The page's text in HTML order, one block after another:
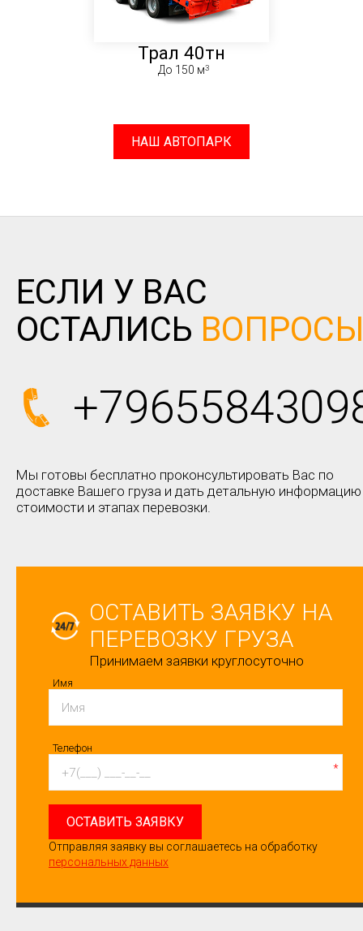
Трал 40тн
До 150 м
НАШ АВТОПАРК
ЕСЛИ У ВАС
ОСТАЛИСЬ
Мы готовы бесплатно проконсультировать Вас по
доставке Вашего груза и дать детальную
стоимости и этапах перевозки.
ОСТАВИТЬ ЗАЯВКУ НА
ПЕРЕВОЗКУ ГРУЗА
Принимаем заявки круглосуточно
Имя
Телефон
*
ОСТАВИТЬ ЗАЯВКУ
Отправляя заявку вы соглашаетесь на обработку
персональных данных